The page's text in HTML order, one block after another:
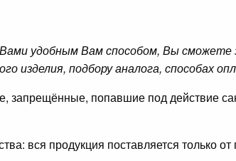
удобным Вам способом, Вы
изделия, подбору аналога, способах
запрещённые, попавшие под действие
вся продукция поставляется только